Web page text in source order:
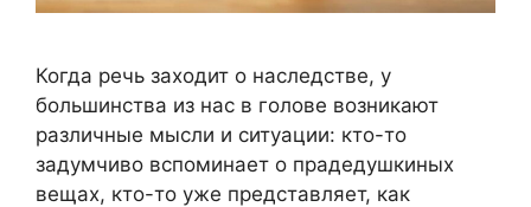
Когда речь заходит о наследстве, у
большинства из нас в голове возникают
различные мысли и ситуации: кто-то
задумчиво вспоминает о прадедушкиных
вещах, кто-то уже представляет, как